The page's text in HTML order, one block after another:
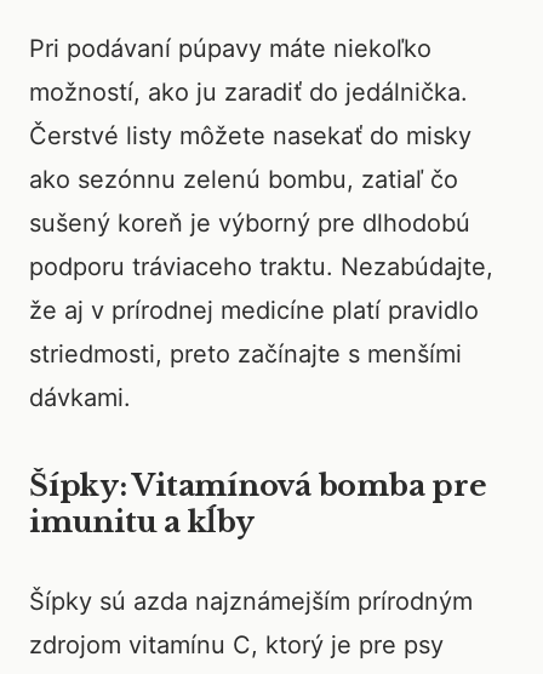
Pri podávaní púpavy máte niekoľko
možností, ako ju zaradiť do jedálnička.
Čerstvé listy môžete nasekať do misky
ako sezónnu zelenú bombu, zatiaľ čo
sušený koreň je výborný pre dlhodobú
podporu tráviaceho traktu. Nezabúdajte,
že aj v prírodnej medicíne platí pravidlo
striedmosti, preto začínajte s menšími
dávkami.
Šípky: Vitamínová bomba pre
imunitu a kĺby
Šípky sú azda najznámejším prírodným
zdrojom vitamínu C, ktorý je pre psy